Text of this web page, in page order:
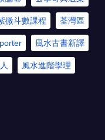
微斗數課程 荃灣區
風水古書新譯
風水進階學理